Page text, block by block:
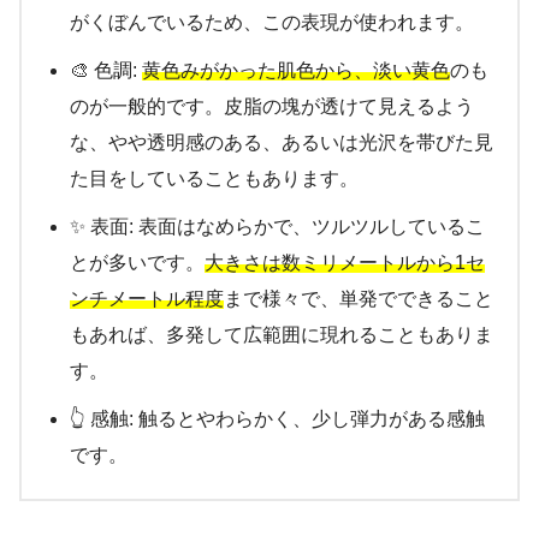
がくぼんでいるため、この表現が使われます。
🎨 色調: 黄色みがかった肌色から、淡い黄色のも
のが一般的です。皮脂の塊が透けて見えるよう
な、やや透明感のある、あるいは光沢を帯びた見
た目をしていることもあります。
✨ 表面: 表面はなめらかで、ツルツルしているこ
とが多いです。 大きさは数ミリメートルから1セ
ンチメートル程度まで様々で、単発でできること
もあれば、多発して広範囲に現れることもありま
す。
👆 感触: 触るとやわらかく、少し弾力がある感触
です。